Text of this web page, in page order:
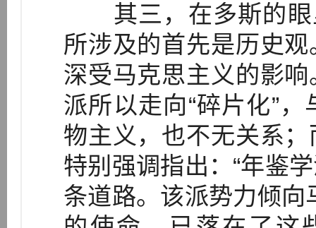
其三，在多斯的眼
所涉及的首先是历史
深受马克思主义的影
派所以走向“碎片化”
物主义，也不无关系
特别强调指出：“年鉴
条道路。该派势力倾向